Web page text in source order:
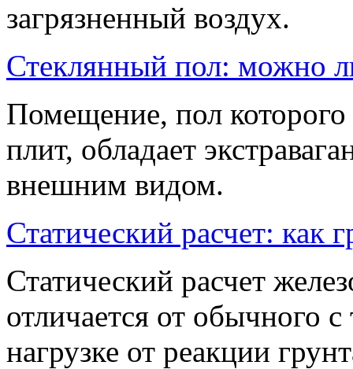
загрязненный воздух.
Стеклянный пол: можно
Помещение, пол которого
плит, обладает
внешним видом.
Статический расчет: как
Статический расчет
отличается от обычного
нагрузке от реакции